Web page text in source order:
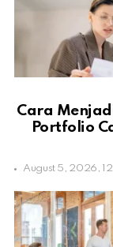
Cara
Portfolio
August 5, 2026,